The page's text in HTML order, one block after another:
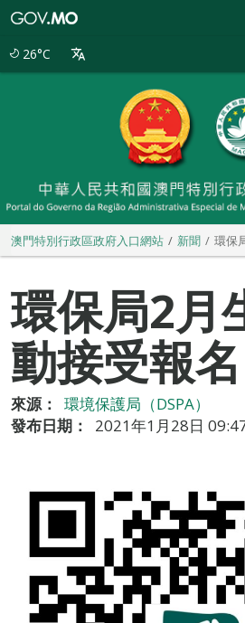
26°C
澳門特別行政區政府入口網站 新聞 環保
環保局2月
動接受報名
來源：
環境保護局（DSPA）
發布日期：
2021年1月28日